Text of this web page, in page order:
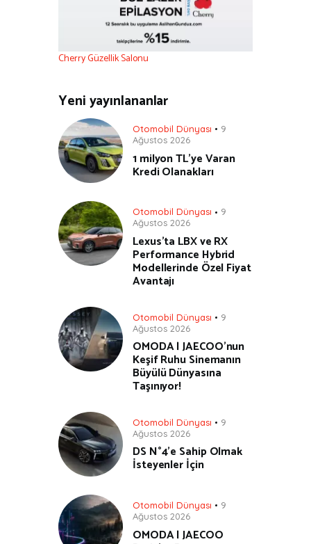
Cherry Güzellik Salonu
Yeni yayınlananlar
Otomobil Dünyası
9
Ağustos 2026
1 milyon TL’ye Varan
Kredi Olanakları
Otomobil Dünyası
9
Ağustos 2026
Lexus’ta LBX ve RX
Performance Hybrid
Modellerinde Özel Fiyat
Avantajı
Otomobil Dünyası
9
Ağustos 2026
OMODA | JAECOO’nun
Keşif Ruhu Sinemanın
Büyülü Dünyasına
Taşınıyor!
Otomobil Dünyası
9
Ağustos 2026
DS N°4’e Sahip Olmak
İsteyenler İçin
Otomobil Dünyası
9
Ağustos 2026
OMODA | JAECOO